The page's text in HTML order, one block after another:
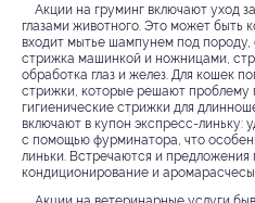
Акции на груминг включают уход
глазами животного. Это может быть
входит мытье шампунем под
стрижка машинкой и ножницами,
обработка глаз и желез. Для кошек
стрижки, которые решают проблему
гигиенические стрижки для
включают в купон экспресс-линьку:
с помощью фурминатора, что
линьки. Встречаются и
кондиционирование и